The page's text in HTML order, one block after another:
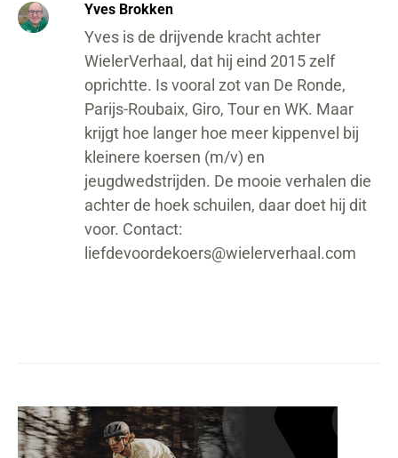
Yves Brokken
Yves is de drijvende kracht achter
WielerVerhaal, dat hij eind 2015 zelf
oprichtte. Is vooral zot van De Ronde,
Parijs-Roubaix, Giro, Tour en WK. Maar
krijgt hoe langer hoe meer kippenvel bij
kleinere koersen (m/v) en
jeugdwedstrijden. De mooie verhalen die
achter de hoek schuilen, daar doet hij dit
voor. Contact:
liefdevoordekoers@wielerverhaal.com